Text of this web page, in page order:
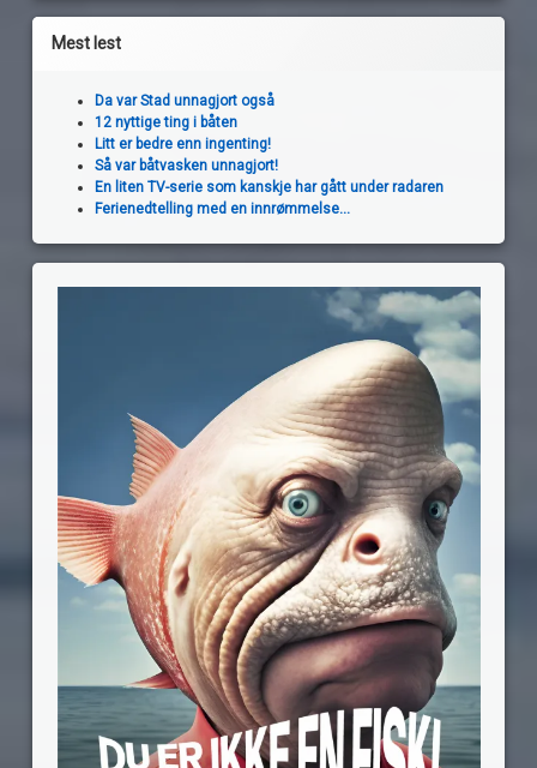
Mest lest
Da var Stad unnagjort også
12 nyttige ting i båten
Litt er bedre enn ingenting!
Så var båtvasken unnagjort!
En liten TV-serie som kanskje har gått under radaren
Ferienedtelling med en innrømmelse...